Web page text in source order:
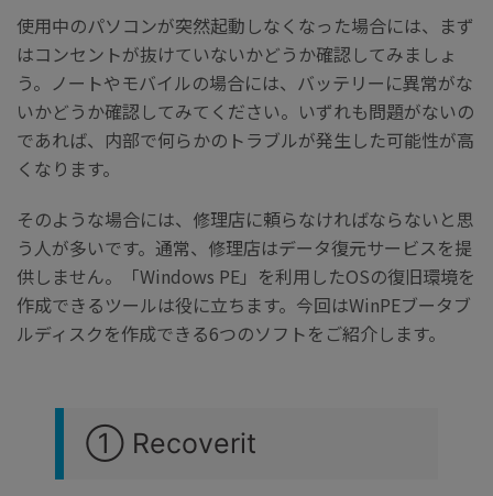
スマホで始めよう
Recoverit 無料版
消えたデータ/ 誤削除したデータも完全無料で復元
スマホで始めよう
関連製品（データ修復/ バックアップ）
すべての機能を確認
詳しくは
Recoveritをよりよく活用
search
スマホで始めよう
使用中のパソコンが突然起動しなくなった場合には、まず
はコンセントが抜けていないかどうか確認してみましょ
う。ノートやモバイルの場合には、バッテリーに異常がな
いかどうか確認してみてください。いずれも問題がないの
であれば、内部で何らかのトラブルが発生した可能性が高
くなります。
そのような場合には、修理店に頼らなければならないと思
う人が多いです。通常、修理店はデータ復元サービスを提
供しません。「Windows PE」を利用したOSの復旧環境を
作成できるツールは役に立ちます。今回はWinPEブータブ
ルディスクを作成できる6つのソフトをご紹介します。
① Recoverit